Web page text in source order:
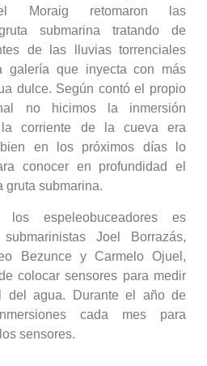
Moraig retomaron las
submarina tratando de
de las lluvias torrenciales
galería que inyecta con más
dulce. Según contó el propio
no hicimos la inmersión
la corriente de la cueva era
bien en los próximos días lo
conocer en profundidad el
gruta submarina.
espeleobuceadores es
Joel Borrazás,
Bezunce y Carmelo Ojuel,
colocar sensores para medir
del agua. Durante el año de
cada mes para
sensores.